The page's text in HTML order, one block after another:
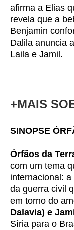
afirma a Elias
revela que a
Benjamin
Dalila anuncia
Laila e Jamil.
+MAIS
SINOPSE
Órfãos da
com um tema
internacional:
da guerra civil
em torno do
Dalavia) e
Síria para o